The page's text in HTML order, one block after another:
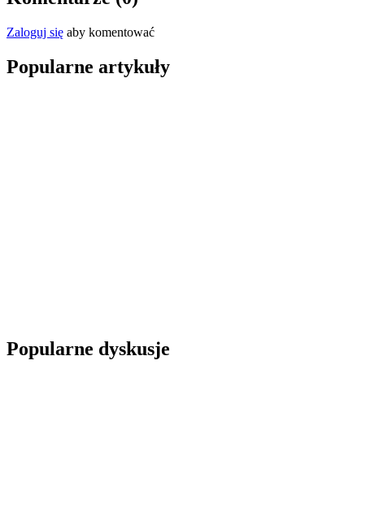
Zaloguj się aby komentować
Popularne artykuły
Popularne dyskusje